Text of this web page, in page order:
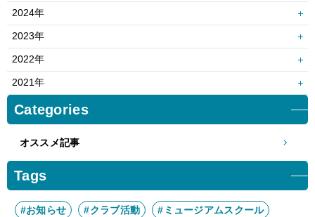
6月
5月
4月
3月
2月
2024年
6月
5月
2月
2023年
4月
2月
1月
2022年
8月
7月
6月
2021年
10月
9月
8月
4月
3月
2月
1月
Categories
オススメ記事
Tags
#お知らせ #クラブ活動 #ミュージアムスクール